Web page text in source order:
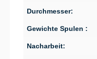
Durchmesser:
Gewichte Spulen :
Nacharbeit: